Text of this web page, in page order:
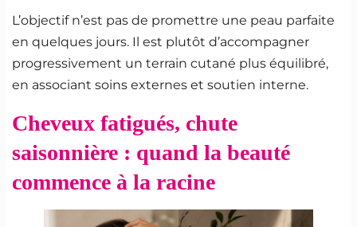
L’objectif n’est pas de promettre une peau parfaite
en quelques jours. Il est plutôt d’accompagner
progressivement un terrain cutané plus équilibré,
en associant soins externes et soutien interne.
Cheveux fatigués, chute
saisonnière : quand la beauté
commence à la racine